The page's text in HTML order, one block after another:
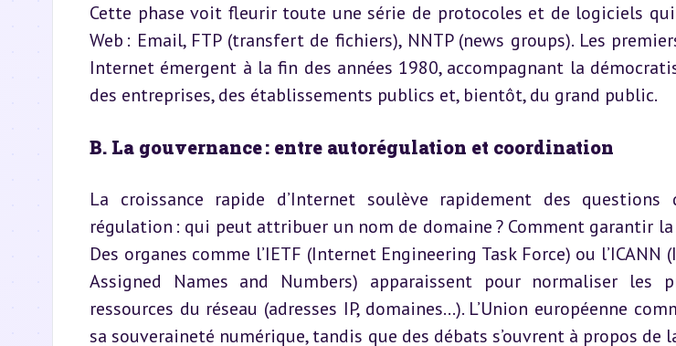
Cette phase voit fleurir toute une série de protocoles et de logiciels
Web : Email, FTP (transfert de fichiers), NNTP (news groups). Les
Internet émergent à la fin des années 1980, accompagnant la
des entreprises, des établissements publics et, bientôt, du grand public.
B. La gouvernance : entre autorégulation et coordination
La croissance rapide d’Internet soulève rapidement des
régulation : qui peut attribuer un nom de domaine ? Comment garantir la
Des organes comme l’IETF (Internet Engineering Task Force) ou
Assigned Names and Numbers) apparaissent pour normaliser les
ressources du réseau (adresses IP, domaines...). L’Union européenne
sa souveraineté numérique, tandis que des débats s’ouvrent à propos de